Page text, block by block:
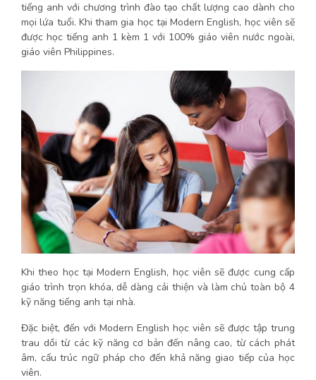
tiếng anh với chương trình đào tạo chất lượng cao dành cho
mọi lứa tuổi. Khi tham gia học tại Modern English, học viên sẽ
được học tiếng anh 1 kèm 1 với 100% giáo viên nước ngoài,
giáo viên Philippines.
Khi theo học tại Modern English, học viên sẽ được cung cấp
giáo trình trọn khóa, dễ dàng cải thiện và làm chủ toàn bộ 4
kỹ năng tiếng anh tại nhà.
Đặc biệt, đến với Modern English học viên sẽ được tập trung
trau dồi từ các kỹ năng cơ bản đến nâng cao, từ cách phát
âm, cấu trúc ngữ pháp cho đến khả năng giao tiếp của học
viên.